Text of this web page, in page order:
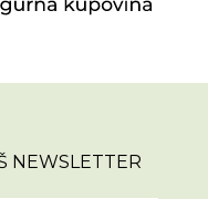
NEWSLETTER